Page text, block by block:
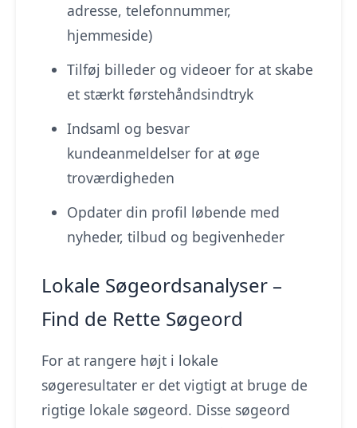
adresse, telefonnummer,
hjemmeside)
Tilføj billeder og videoer for at skabe
et stærkt førstehåndsindtryk
Indsaml og besvar
kundeanmeldelser for at øge
troværdigheden
Opdater din profil løbende med
nyheder, tilbud og begivenheder
Lokale Søgeordsanalyser –
Find de Rette Søgeord
For at rangere højt i lokale
søgeresultater er det vigtigt at bruge de
rigtige lokale søgeord. Disse søgeord